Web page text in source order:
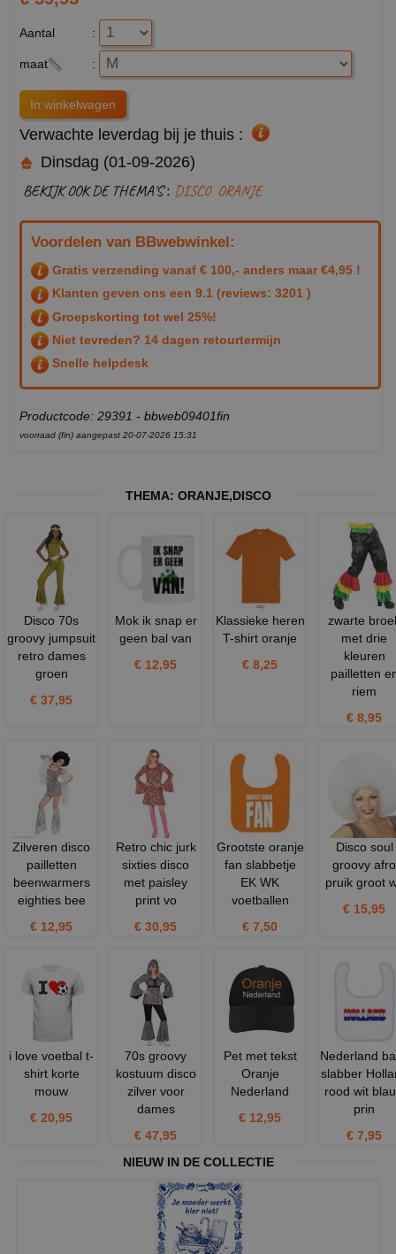
Aantal :
maat :
Verwachte leverdag bij je thuis :
Dinsdag (01-09-2026)
BEKIJK OOK DE THEMA'S : DISCO ORANJE
Voordelen van BBwebwinkel:
Gratis verzending vanaf € 100,- anders maar €4,95 !
Klanten geven ons een 9.1 (reviews: 3201 )
Groepskorting tot wel 25%!
Niet tevreden? 14 dagen retourtermijn
Snelle helpdesk
Productcode: 29391 - bbweb09401fin
voorraad (fin) aangepast 20-07-2026 15:31
THEMA: ORANJE,DISCO
Disco 70s
groovy jumpsuit
retro dames
groen
€ 37,95
Mok ik snap er
geen bal van
€ 12,95
Klassieke heren
T-shirt oranje
€ 8,25
zwarte
met drie
kleuren
pailletten
riem
€ 8,95
Zilveren disco
pailletten
beenwarmers
eighties bee
€ 12,95
Retro chic jurk
sixties disco
met paisley
print vo
€ 30,95
Grootste oranje
fan slabbetje
EK WK
voetballen
€ 7,50
Disco soul
groovy afro
pruik groot
€ 15,95
i love voetbal t-
shirt korte
mouw
€ 20,95
70s groovy
kostuum disco
zilver voor
dames
€ 47,95
Pet met tekst
Oranje
Nederland
€ 12,95
Nederland
slabber
rood wit
prin
€ 7,95
NIEUW IN DE COLLECTIE